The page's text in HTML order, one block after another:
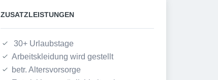
ZUSATZLEISTUNGEN
30+ Urlaubstage
Arbeitskleidung wird gestellt
betr. Altersvorsorge